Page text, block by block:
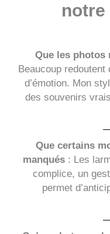
notre
Que les photos
Beaucoup
d’émotion. Mon
des souvenirs
Que certains
manqués: Les
complice, un
permet